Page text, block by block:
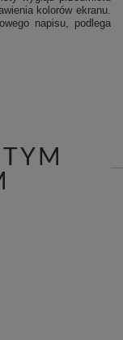
kolorów ekranu.
napisu, podlega